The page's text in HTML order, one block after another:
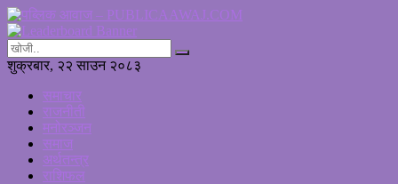
शुक्रबार, २२ साउन २०८३
समाचार
राजनीती
मनोरञ्जन
समाज
अर्थतन्त्र
राशिफल